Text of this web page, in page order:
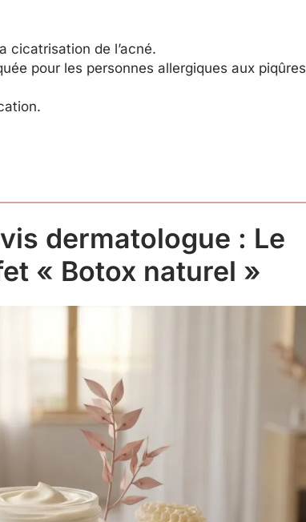
cicatrisation de l’acné.
pour les personnes allergiques aux piqûres
dermatologue : Le
« Botox naturel »